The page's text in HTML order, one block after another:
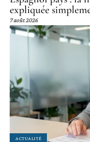
expliquée
7 août 2026
ACTUALITÉ